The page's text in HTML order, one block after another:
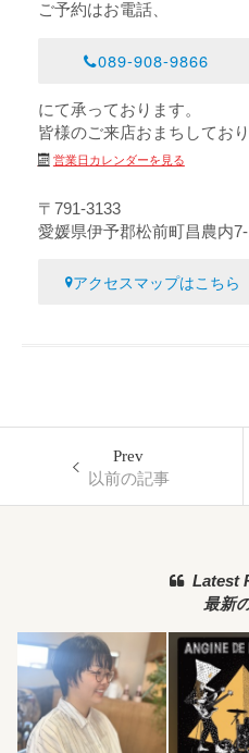
ご予約はお電話、
089-908-9866
にて承っております。
皆様のご来店おまちしており
営業日カレンダーを見る
〒791-3133
愛媛県伊予郡松前町昌農内
アクセスマップはこちら
Prev
以前の記事
Latest
最新